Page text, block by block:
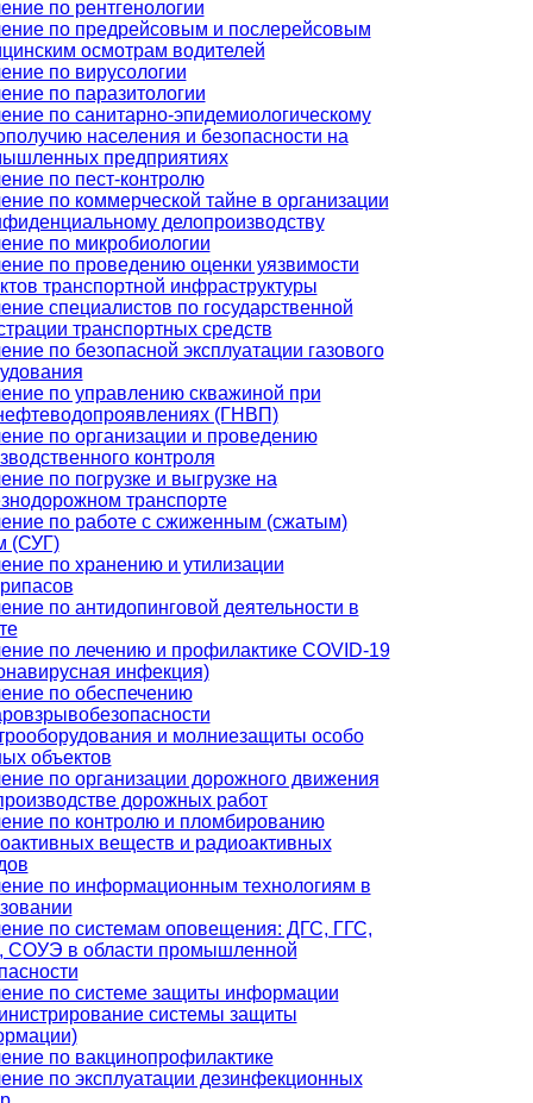
по рентгенологии
по предрейсовым и послерейсовым
осмотрам водителей
по вирусологии
по паразитологии
по санитарно-эпидемиологическому
населения и безопасности на
предприятиях
по пест-контролю
по коммерческой тайне в организации
делопроизводству
по микробиологии
по проведению оценки уязвимости
транспортной инфраструктуры
специалистов по государственной
транспортных средств
по безопасной эксплуатации газового
по управлению скважиной при
(ГНВП)
по организации и проведению
контроля
по погрузке и выгрузке на
транспорте
по работе с сжиженным (сжатым)
(СУГ)
по хранению и утилизации
по антидопинговой деятельности в
по лечению и профилактике COVID-19
инфекция)
по обеспечению
и молниезащиты особо
объектов
по организации дорожного движения
дорожных работ
по контролю и пломбированию
веществ и радиоактивных
по информационным технологиям в
по системам оповещения: ДГС, ГГС,
в области промышленной
по системе защиты информации
системы защиты
по вакцинопрофилактике
по эксплуатации дезинфекционных